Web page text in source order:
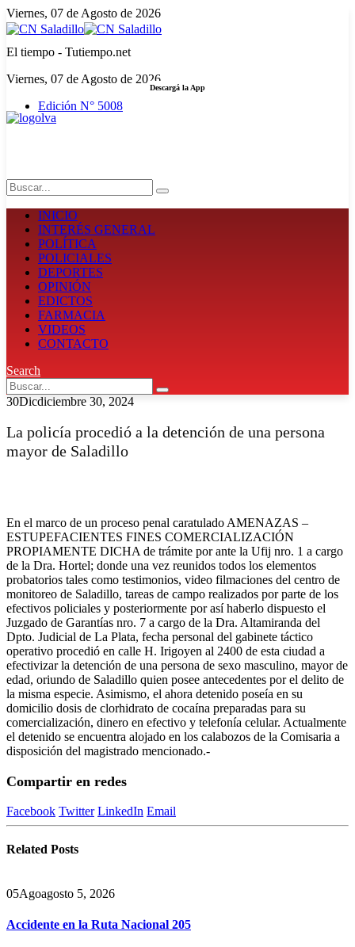
Viernes, 07 de Agosto de 2026
El tiempo - Tutiempo.net
Viernes, 07 de Agosto de 2026
Edición N° 5008
Descargá la App
INICIO
INTERÉS GENERAL
POLÍTICA
POLICIALES
DEPORTES
OPINIÓN
EDICTOS
FARMACIA
VIDEOS
CONTACTO
Search
30Dicdiciembre 30, 2024
La policía procedió a la detención de una persona
mayor de Saladillo
En el marco de un proceso penal caratulado AMENAZAS –
ESTUPEFACIENTES FINES COMERCIALIZACIÓN
PROPIAMENTE DICHA de trámite por ante la Ufij nro. 1 a cargo
de la Dra. Hortel; donde una vez reunidos todos los elementos
probatorios tales como testimonios, video filmaciones del centro de
monitoreo de Saladillo, tareas de campo realizados por parte de los
efectivos policiales y posteriormente por así haberlo dispuesto el
Juzgado de Garantías nro. 7 a cargo de la Dra. Altamiranda del
Dpto. Judicial de La Plata, fecha personal del gabinete táctico
operativo procedió en calle H. Irigoyen al 2400 de esta ciudad a
efectivizar la detención de una persona de sexo masculino, mayor de
edad, oriundo de Saladillo quien posee antecedentes por el delito de
la misma especie. Asimismo, el ahora detenido poseía en su
domicilio dosis de clorhidrato de cocaína preparadas para su
comercialización, dinero en efectivo y telefonía celular. Actualmente
el detenido se encuentra alojado en los calabozos de la Comisaria a
disposición del magistrado mencionado.-
Compartir en redes
Facebook Twitter LinkedIn Email
Related Posts
05Agoagosto 5, 2026
Accidente en la Ruta Nacional 205